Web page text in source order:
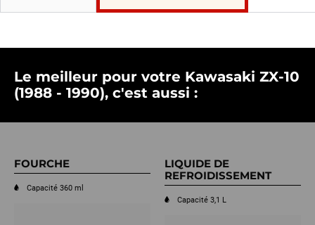
Le meilleur pour votre Kawasaki ZX-10
(1988 - 1990), c'est aussi :
FOURCHE
Capacité 360 ml
LIQUIDE DE
REFROIDISSEMENT
Capacité 3,1 L